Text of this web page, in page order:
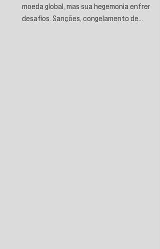
moeda global, mas sua hegemonia enfrenta
desafios. Sanções, congelamento de